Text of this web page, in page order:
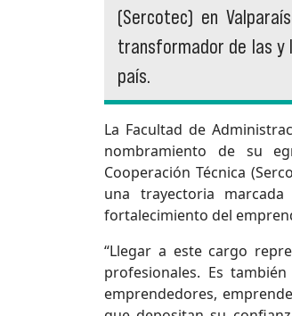
(Sercotec) en
transformador de las y
país.
La Facultad de
nombramiento de su
Cooperación Técnica
una trayectoria
fortalecimiento del
“Llegar a este cargo
profesionales. Es
emprendedores,